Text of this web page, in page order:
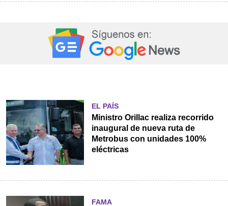
EL PAÍS
Ministro Orillac realiza recorrido
inaugural de nueva ruta de
Metrobus con unidades 100%
eléctricas
FAMA